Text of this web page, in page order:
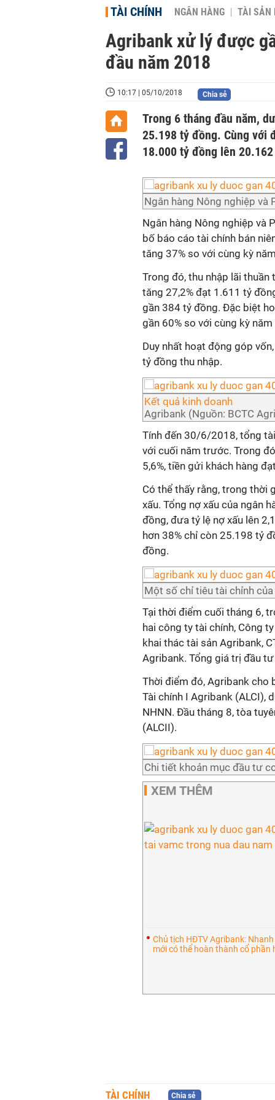
TÀI CHÍNH NGÂN HÀNG TÀI SẢN
Agribank xử lý được
đầu năm 2018
10:17 | 05/10/2018 Chia sẻ
Trong 6 tháng đầu năm,
25.198 tỷ đồng. Cùng với
18.000 tỷ đồng lên
Ngân hàng Nông nghiệp
Ngân hàng Nông nghiệp và
bố báo cáo tài chính bán
tăng 37% so với cùng kỳ
Trong đó, thu nhập lãi
tăng 27,2% đạt 1.611 tỷ
gần 384 tỷ đồng. Đặc biệt
gần 60% so với cùng kỳ
Duy nhất hoạt động góp
tỷ đồng thu nhập.
Kết quả kinh doanh
Agribank (Nguồn: BCTC
Tính đến 30/6/2018, tổng
với cuối năm trước. Trong
5,6%, tiền gửi khách hàng
Có thể thấy rằng, trong thời
xấu. Tổng nợ xấu của ngân
đồng, đưa tỷ lệ nợ xấu lên
hơn 38% chỉ còn 25.198 tỷ
đồng.
Một số chỉ tiêu tài chỉnh
Tại thời điểm cuối tháng 6,
hai công ty tài chính, Công
khai thác tài sản Agribank,
Agribank. Tổng giá trị đầu
Thời điểm đó, Agribank cho
Tài chính I Agribank (ALCI),
NHNN. Đầu tháng 8, tòa
(ALCII).
Chi tiết khoản mục đầu tư
XEM THÊM
Chủ tịch HĐTV Agribank:
mới có thể hoàn thành cổ phần
TÀI CHÍNH Chia sẻ